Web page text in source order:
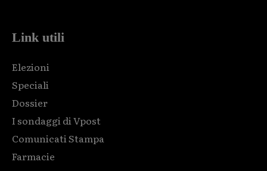
Link utili
Elezioni
Speciali
Dossier
I sondaggi di Vpost
Comunicati Stampa
Farmacie